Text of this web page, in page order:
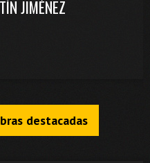
JIMÉNEZ
destacadas